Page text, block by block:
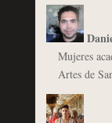
Mujeres
Artes de